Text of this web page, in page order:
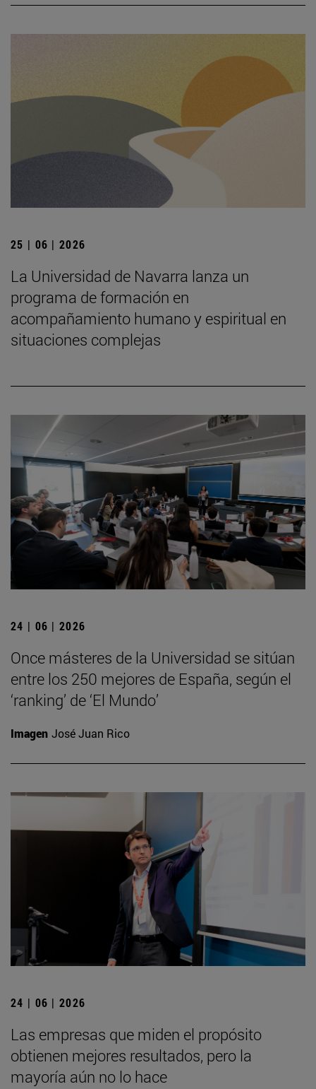
25 | 06 | 2026
La Universidad de Navarra lanza un
programa de formación en
acompañamiento humano y espiritual en
situaciones complejas
24 | 06 | 2026
Once másteres de la Universidad se sitúan
entre los 250 mejores de España, según el
‘ranking’ de ‘El Mundo’
Imagen José Juan Rico
24 | 06 | 2026
Las empresas que miden el propósito
obtienen mejores resultados, pero la
mayoría aún no lo hace